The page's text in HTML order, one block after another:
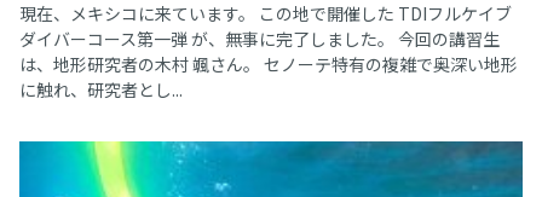
現在、メキシコに来ています。 この地で開催した TDIフルケイブ
ダイバーコース第一弾 が、無事に完了しました。 今回の講習生
は、地形研究者の木村 颯さん。 セノーテ特有の複雑で奥深い地形
に触れ、研究者とし...